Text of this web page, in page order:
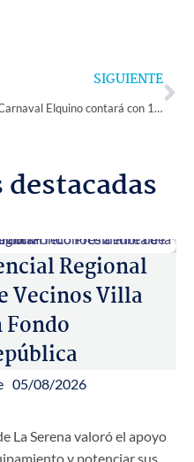
SIGUIENTE
Carnaval Elquino contará con 12 candidatas a reina y grandes eventos en esta versión 2025
Regional
Vecinos Villa
05/08/2026
La Serena valoró el apoyo
y potenciar sus